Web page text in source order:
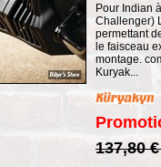
Pour Indian
Challenger)
permettant
le faisceau
montage.
Kuryak...
137,80